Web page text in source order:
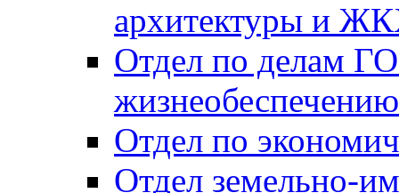
архитектуры и
Отдел по делам
Отдел по
Отдел земельно-